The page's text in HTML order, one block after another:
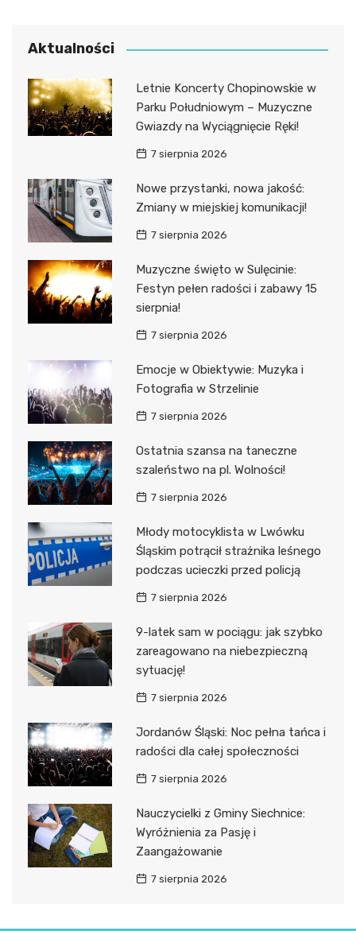
Aktualności
Letnie Koncerty Chopinowskie w
Parku Południowym – Muzyczne
Gwiazdy na Wyciągnięcie Ręki!
7 sierpnia 2026
Nowe przystanki, nowa jakość:
Zmiany w miejskiej komunikacji!
7 sierpnia 2026
Muzyczne święto w Sulęcinie:
Festyn pełen radości i zabawy 15
sierpnia!
7 sierpnia 2026
Emocje w Obiektywie: Muzyka i
Fotografia w Strzelinie
7 sierpnia 2026
Ostatnia szansa na taneczne
szaleństwo na pl. Wolności!
7 sierpnia 2026
Młody motocyklista w Lwówku
Śląskim potrącił strażnika leśnego
podczas ucieczki przed policją
7 sierpnia 2026
9-latek sam w pociągu: jak szybko
zareagowano na niebezpieczną
sytuację!
7 sierpnia 2026
Jordanów Śląski: Noc pełna tańca i
radości dla całej społeczności
7 sierpnia 2026
Nauczycielki z Gminy Siechnice:
Wyróżnienia za Pasję i
Zaangażowanie
7 sierpnia 2026